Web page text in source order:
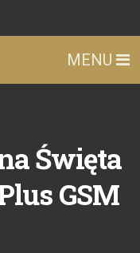
MENU
Święta
GSM